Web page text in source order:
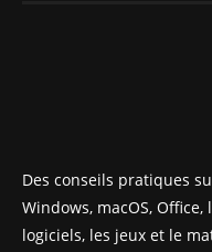
Des conseils pratiques
Windows, macOS,
logiciels, les jeux et le